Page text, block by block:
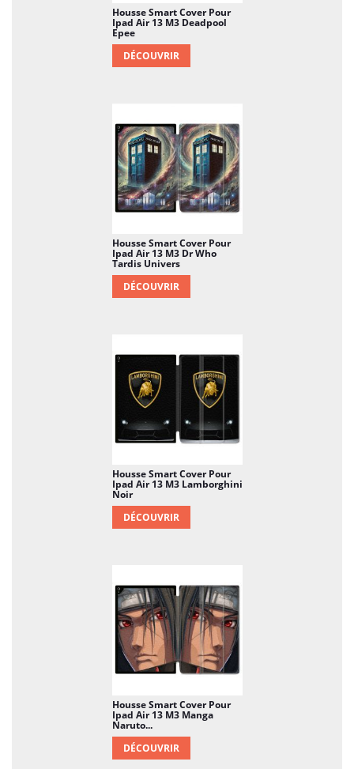
Housse Smart Cover Pour
Ipad Air 13 M3 Deadpool
Epee
DÉCOUVRIR
Housse Smart Cover Pour
Ipad Air 13 M3 Dr Who
Tardis Univers
DÉCOUVRIR
Housse Smart Cover Pour
Ipad Air 13 M3 Lamborghini
Noir
DÉCOUVRIR
Housse Smart Cover Pour
Ipad Air 13 M3 Manga
Naruto...
DÉCOUVRIR